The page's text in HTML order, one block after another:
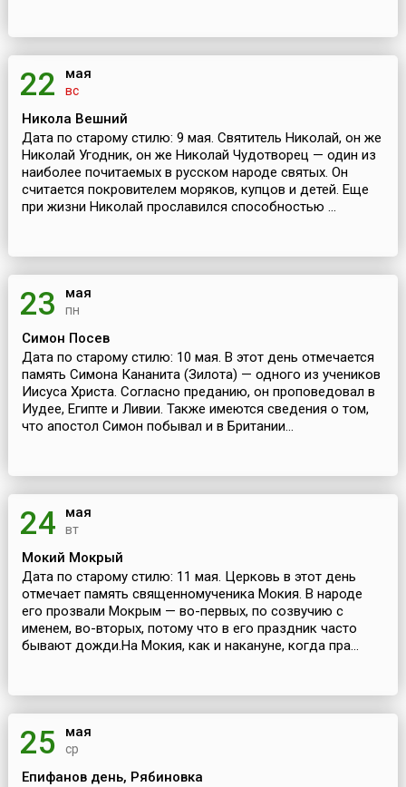
22 мая
вс
Никола Вешний
Дата по старому стилю: 9 мая. Святитель Николай, он же
Николай Угодник, он же Николай Чудотворец — один из
наиболее почитаемых в русском народе святых. Он
считается покровителем моряков, купцов и детей. Еще
при жизни Николай прославился способностью ...
23 мая
пн
Симон Посев
Дата по старому стилю: 10 мая. В этот день отмечается
память Симона Кананита (Зилота) — одного из учеников
Иисуса Христа. Согласно преданию, он проповедовал в
Иудее, Египте и Ливии. Также имеются сведения о том,
что апостол Симон побывал и в Британии...
24 мая
вт
Мокий Мокрый
Дата по старому стилю: 11 мая. Церковь в этот день
отмечает память священномученика Мокия. В народе
его прозвали Мокрым — во-первых, по созвучию с
именем, во-вторых, потому что в его праздник часто
бывают дожди.На Мокия, как и накануне, когда пра...
25 мая
ср
Епифанов день, Рябиновка